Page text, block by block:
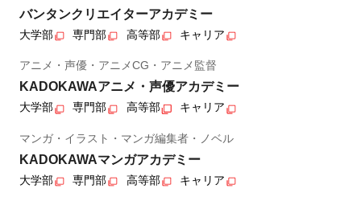
バンタンクリエイターアカデミー
大学部 専門部 高等部 キャリア
アニメ・声優・アニメCG・アニメ監督
KADOKAWAアニメ・声優アカデミー
大学部 専門部 高等部 キャリア
マンガ・イラスト・マンガ編集者・ノベル
KADOKAWAマンガアカデミー
大学部 専門部 高等部 キャリア